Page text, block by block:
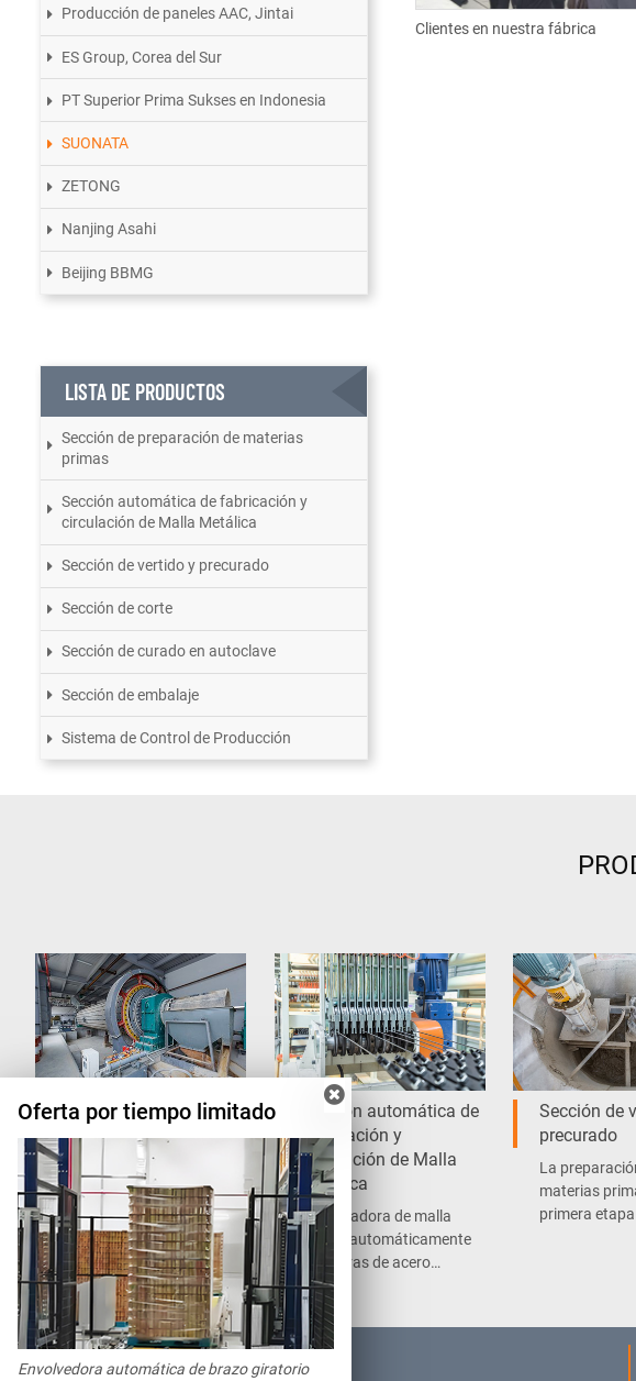
Clientes en nuestra fábrica
Producción de paneles AAC, Jintai
ES Group, Corea del Sur
PT Superior Prima Sukses en Indonesia
SUONATA
ZETONG
Nanjing Asahi
Beijing BBMG
LISTA DE PRODUCTOS
Sección de preparación de materias
primas
Sección automática de fabricación y
circulación de Malla Metálica
Sección de vertido y precurado
Sección de corte
Sección de curado en autoclave
Sección de embalaje
Sistema de Control de Producción
Sección de preparación
de materias primas
La preparación de
materias primas es la
primera etapa que se lleva
a cabo en una línea de
producción de placas y
bloques de hormigón.
Sección automática de
fabricación y
circulación de Malla
Metálica
La soldadora de malla
suelda automáticamente
las barras de acero
enderezadas en una malla
de acero para la
producción de los paneles
de hormigón
Sección de
precurado
La
materias
primera
PRODUCTOS
Oferta por tiempo limitado
Envolvedora automática de brazo giratorio